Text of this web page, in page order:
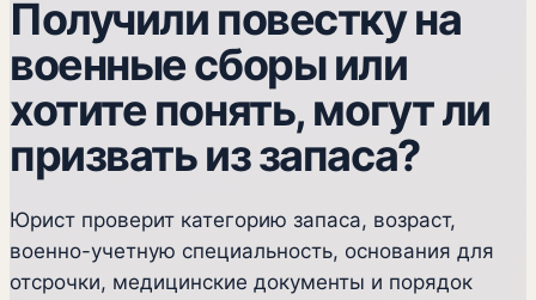
Получили повестку на
военные сборы или
хотите понять, могут ли
призвать из запаса?
Юрист проверит категорию запаса, возраст,
военно-учетную специальность, основания для
отсрочки, медицинские документы и порядок